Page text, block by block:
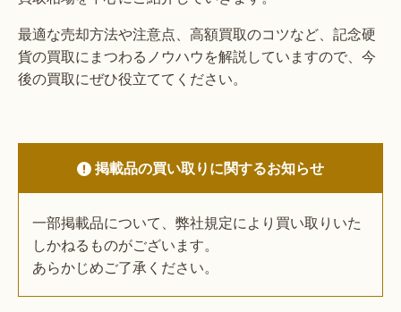
最適な売却方法や注意点、高額買取のコツなど、記念硬
貨の買取にまつわるノウハウを解説していますので、今
後の買取にぜひ役立ててください。
掲載品の買い取りに関するお知らせ
一部掲載品について、弊社規定により買い取りいた
しかねるものがございます。
あらかじめご了承ください。